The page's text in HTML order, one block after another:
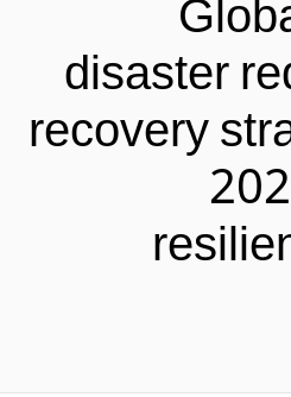
disaster
recovery